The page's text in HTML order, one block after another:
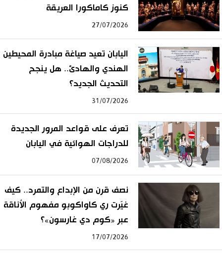
كنوز كاماكورا العريقة
27/07/2026
اليابان تعيد صياغة مبادرة المحيطين
الهندي والهادئ.. هل ينجح
التحديث الجديد؟
31/07/2026
تعرف على قواعد المرور الجديدة
للدراجات الهوائية في اليابان
07/08/2026
نصف قرن من الإبداع والتمرد.. كيف
غيّرت ري كاواكوبو مفهوم الأناقة
عبر «كوم دي غارسون»؟
17/07/2026